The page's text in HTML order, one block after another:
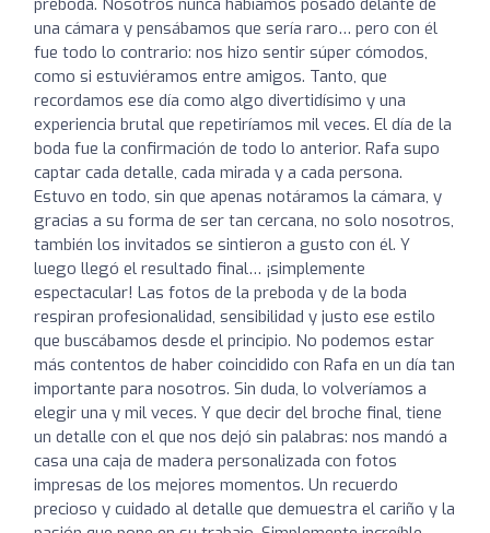
una cámara y pensábamos que sería raro… pero con él
fue todo lo contrario: nos hizo sentir súper cómodos,
como si estuviéramos entre amigos. Tanto, que
recordamos ese día como algo divertidísimo y una
experiencia brutal que repetiríamos mil veces. El día de la
boda fue la confirmación de todo lo anterior. Rafa supo
captar cada detalle, cada mirada y a cada persona.
Estuvo en todo, sin que apenas notáramos la cámara, y
gracias a su forma de ser tan cercana, no solo nosotros,
también los invitados se sintieron a gusto con él. Y
luego llegó el resultado final… ¡simplemente
espectacular! Las fotos de la preboda y de la boda
respiran profesionalidad, sensibilidad y justo ese estilo
que buscábamos desde el principio. No podemos estar
más contentos de haber coincidido con Rafa en un día tan
importante para nosotros. Sin duda, lo volveríamos a
elegir una y mil veces. Y que decir del broche final, tiene
un detalle con el que nos dejó sin palabras: nos mandó a
casa una caja de madera personalizada con fotos
impresas de los mejores momentos. Un recuerdo
precioso y cuidado al detalle que demuestra el cariño y la